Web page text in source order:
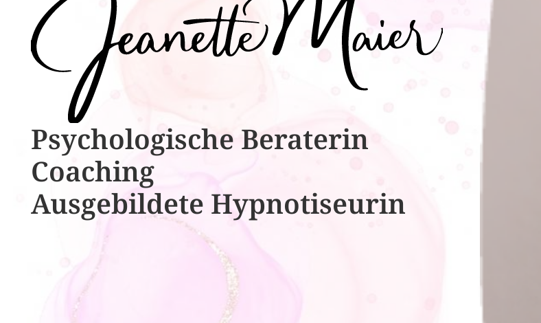
Psychologische ​​Beraterin
Coaching
Ausgebildete​ ​Hypnotiseurin